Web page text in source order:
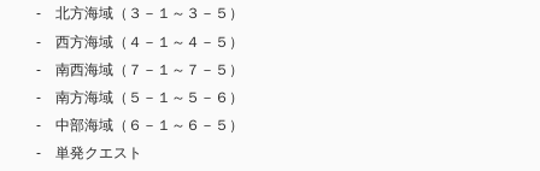
北方海域（３－１～３－５）
西方海域（４－１～４－５）
南西海域（７－１～７－５）
南方海域（５－１～５－６）
中部海域（６－１～６－５）
単発クエスト